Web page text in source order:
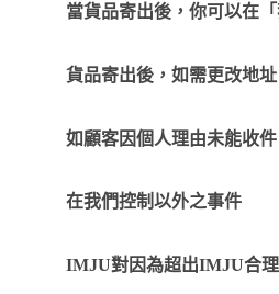
當貨品寄出後，你可以在
貨品寄出後，如需更改地
如顧客因個人理由未能收
在我們控制以外之事件
IMJU對因為超出IMJU合